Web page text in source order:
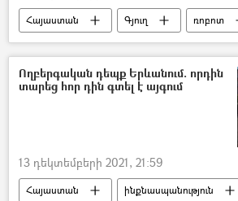
Հայաստան Գյուղ
ռոբոտ
դպրոցական
Ողբերգական դեպք Երևանում. որդին
տարեց հոր դին գտել է այգում
13 դեկտեմբերի 2021, 21:59
Հայաստան
ինքնասպանություն